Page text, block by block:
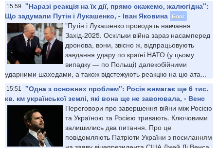
15:59
"Наразі реакція на їх дії, прямо скажемо, жалюгідна":
Що задумали Путін і Лукашенко, - Іван Яковина Блог
"Путін і Лукашенко проводять навчання
Захід-2025. Оскільки війна зараз насамперед
дронова, вони, звісно ж, відпрацьовують
завдання удару по країні НАТО (у цьому
випадку — по Польщі) далекобійними
ударними шахедами, а також відстежують реакцію на цю ата...
15:51
"Одна з основних проблем": Росія вимагає ще 6 тис.
кв. км української землі, які вона ще не завоювала, - Венс
Переговори про завершення війни між Росією
та Україною та Росією тривають. Ключовими
залишились два питання. Про це
повідомляють Патріоти України з посиланням